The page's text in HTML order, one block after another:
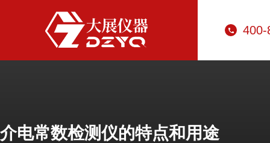
400-
介电常数检测仪的特点和用途